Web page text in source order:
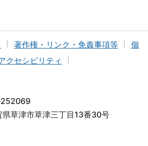
著作権・リンク・免責事項等
個
クセシビリティ
草津市草津三丁目13番30号